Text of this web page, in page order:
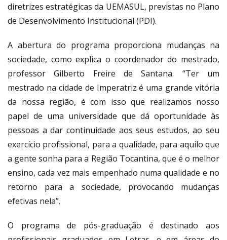
diretrizes estratégicas da UEMASUL, previstas no Plano
de Desenvolvimento Institucional (PDI).
A abertura do programa proporciona mudanças na
sociedade, como explica o coordenador do mestrado,
professor Gilberto Freire de Santana. “Ter um
mestrado na cidade de Imperatriz é uma grande vitória
da nossa região, é com isso que realizamos nosso
papel de uma universidade que dá oportunidade às
pessoas a dar continuidade aos seus estudos, ao seu
exercício profissional, para a qualidade, para aquilo que
a gente sonha para a Região Tocantina, que é o melhor
ensino, cada vez mais empenhado numa qualidade e no
retorno para a sociedade, provocando mudanças
efetivas nela”.
O programa de pós-graduação é destinado aos